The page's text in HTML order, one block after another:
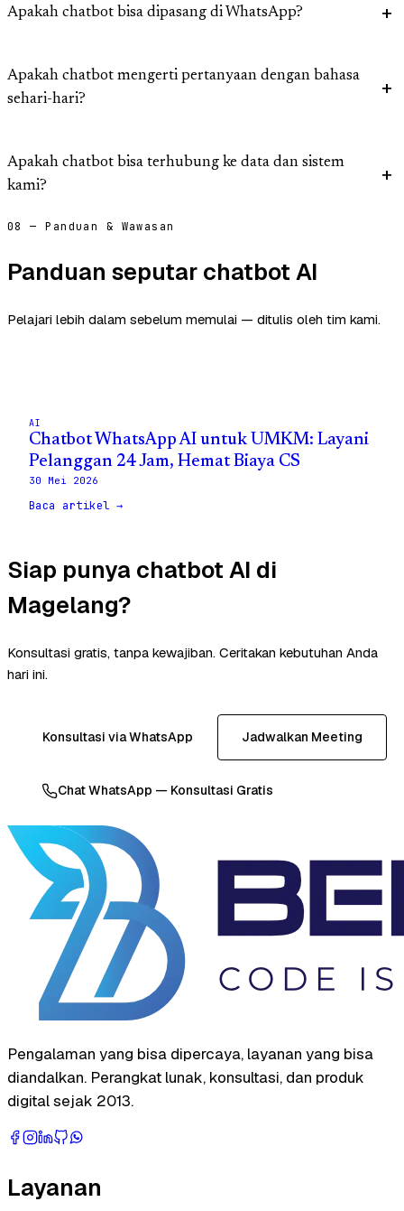
Apakah chatbot bisa dipasang di WhatsApp?
Apakah chatbot mengerti pertanyaan dengan bahasa
sehari-hari?
Apakah chatbot bisa terhubung ke data dan sistem
kami?
08 — Panduan & Wawasan
Panduan seputar chatbot AI
Pelajari lebih dalam sebelum memulai — ditulis oleh tim kami.
AI
Chatbot WhatsApp AI untuk UMKM: Layani
Pelanggan 24 Jam, Hemat Biaya CS
30 Mei 2026
Baca artikel →
Siap punya chatbot AI di
Magelang?
Konsultasi gratis, tanpa kewajiban. Ceritakan kebutuhan Anda
hari ini.
Konsultasi via WhatsApp Jadwalkan Meeting
Chat WhatsApp — Konsultasi Gratis
Pengalaman yang bisa dipercaya, layanan yang bisa
diandalkan. Perangkat lunak, konsultasi, dan produk
digital sejak 2013.
Layanan